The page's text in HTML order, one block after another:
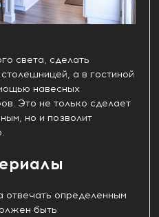
света, сделать
а в гостиной
навесных
Это не только сделает
но и позволит
отвечать определенным
быть